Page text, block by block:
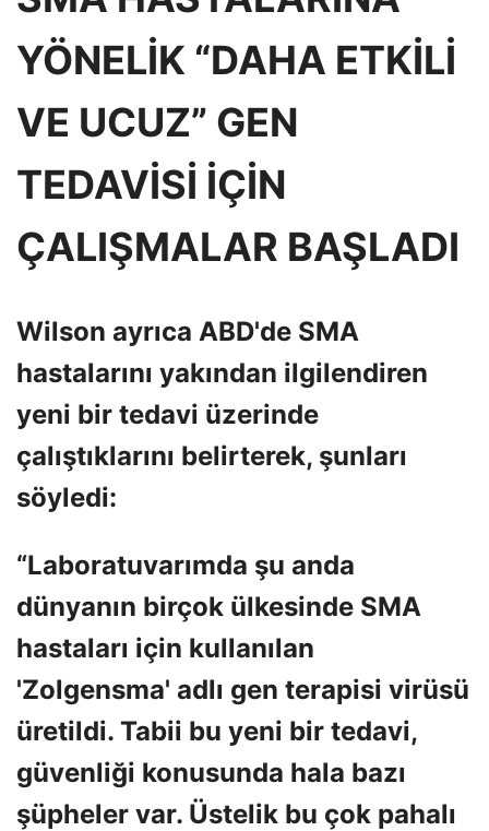
YÖNELİK “DAHA ETKİLİ
VE UCUZ” GEN
TEDAVİSİ İÇİN
ÇALIŞMALAR BAŞLADI
Wilson ayrıca ABD'de SMA
hastalarını yakından ilgilendiren
yeni bir tedavi üzerinde
çalıştıklarını belirterek, şunları
söyledi:
“Laboratuvarımda şu anda
dünyanın birçok ülkesinde SMA
hastaları için kullanılan
'Zolgensma' adlı gen terapisi virüsü
üretildi. Tabii bu yeni bir tedavi,
güvenliği konusunda hala bazı
şüpheler var. Üstelik bu çok pahalı